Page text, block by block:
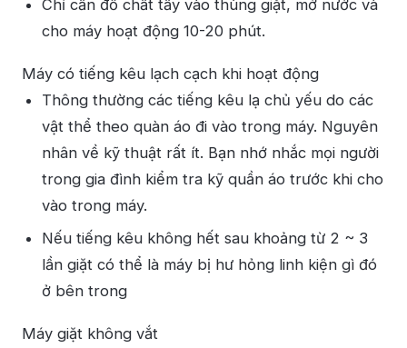
Chỉ cần đổ chất tẩy vào thùng giặt, mở nước và
cho máy hoạt động 10-20 phút.
Máy có tiếng kêu lạch cạch khi hoạt động
Thông thường các tiếng kêu lạ chủ yếu do các
vật thể theo quàn áo đi vào trong máy. Nguyên
nhân về kỹ thuật rất ít. Bạn nhớ nhắc mọi người
trong gia đình kiểm tra kỹ quần áo trước khi cho
vào trong máy.
Nếu tiếng kêu không hết sau khoảng từ 2 ~ 3
lần giặt có thể là máy bị hư hỏng linh kiện gì đó
ở bên trong
Máy giặt không vắt